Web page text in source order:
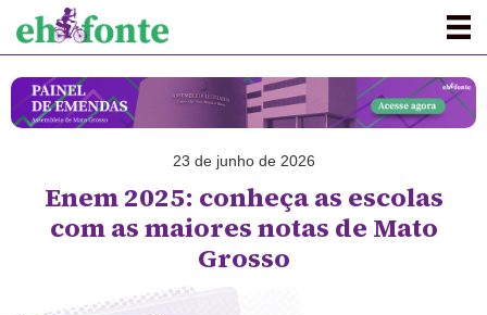
23 de junho de 2026
Enem 2025: conheça as escolas
com as maiores notas de Mato
Grosso